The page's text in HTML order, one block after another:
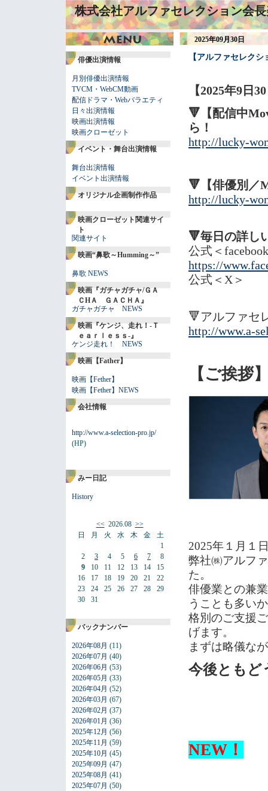
株式会社アルファセレクション会
俳優出演情報
月別俳優出演情報
TVCM・WebCM動画
配信ドラマ・Webバラエティ
日々出演情報
映画出演情報
映画クローゼット
イベント・舞台出演情報
舞台出演情報
イベント出演情報
オリジナル企画制作作品
映画クローゼット関連サイ
ト
関連サイト
映画“鼻歌～Humming～”
鼻歌 NEWS
映画『ガチャガチャ/ＧＡ
ＣHＡ ＧＡＣＨＡ』
ガチャガチャ NEWS
映画『ケンジ、走れ！-Ｔ
ｅａｒｌｅｓｓ-』
ケンジ走れ！ NEWS
映画【Father】
映画【Fether】
映画【Fether】NEWS
会社情報
http://www.a-selection-pro.jp/
(HP)
みー日記
History
<<2026.08 >>
日
2
9
16
23
30
月
3
10
17
24
31
火
4
11
18
25
水
5
12
19
26
木
6
13
20
27
金
7
14
21
28
土
1
8
15
22
29
バックナンバー
2026年08月 (11)
2026年07月 (40)
2026年06月 (53)
2026年05月 (33)
2026年04月 (52)
2026年03月 (67)
2026年02月 (37)
2026年01月 (36)
2025年12月 (56)
2025年11月 (59)
2025年10月 (45)
2025年09月 (47)
2025年08月 (41)
2025年07月 (50)
2025年09月30日
【アルファセレク
【2025年9日
🔻【配信中
ら！
http://lucky-
🔻【俳優別／
http://lucky-
🔻毎日の詳し
公式＜
https://
公式＜X＞
🔻アルファセ
http://www.a-
【ご挨拶
2025年１月１
弊社㈱アルフ
た。
俳優業との兼
うことも多い
格別のご支援
げます。
まずは略儀な
今後ともど
NEW！